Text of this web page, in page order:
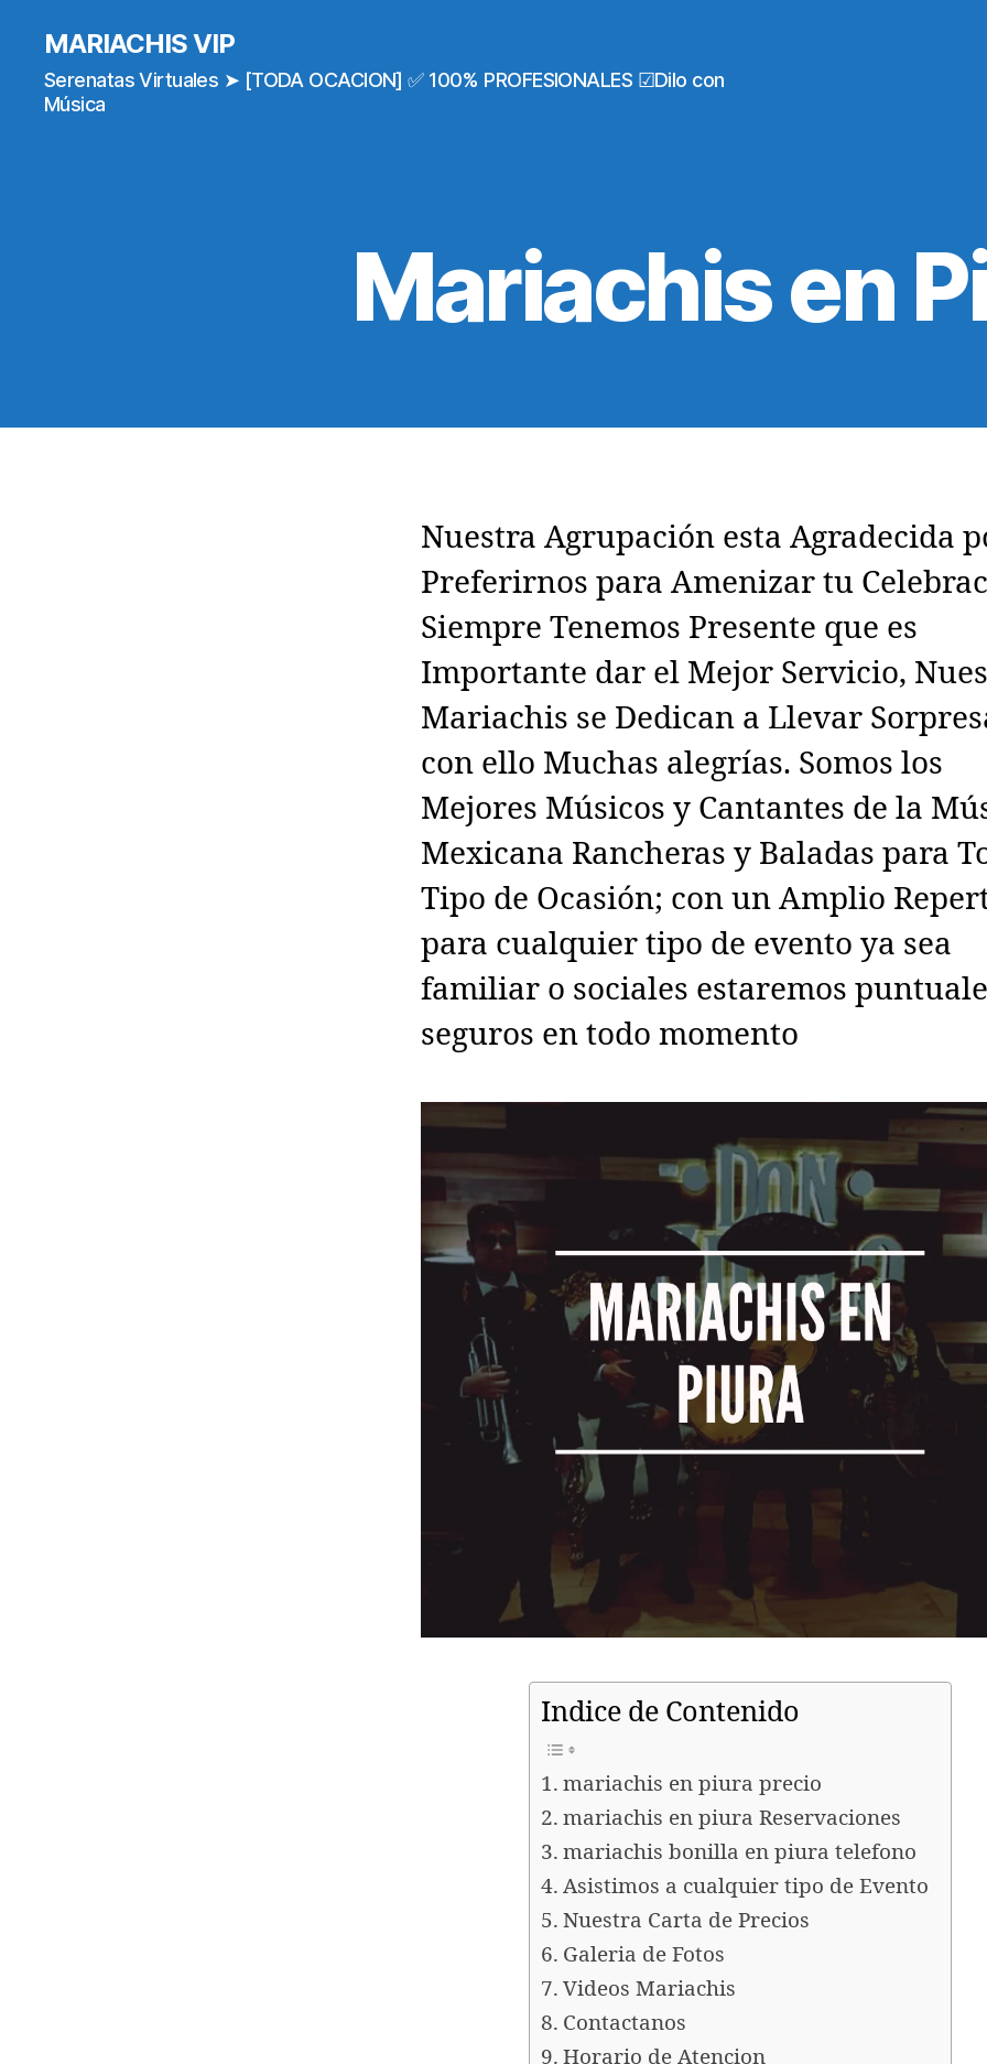
MARIACHIS VIP
Serenatas Virtuales ➤ [TODA OCACION] ✅ 100% PROFESIONALES ☑Dilo con
Música
Mariachis en
Nuestra Agrupación esta Agradecida
Preferirnos para Amenizar tu
Siempre Tenemos Presente que es
Importante dar el Mejor Servicio,
Mariachis se Dedican a Llevar
con ello Muchas alegrías. Somos los
Mejores Músicos y Cantantes de la
Mexicana Rancheras y Baladas para
Tipo de Ocasión; con un Amplio
para cualquier tipo de evento ya sea
familiar o sociales estaremos
seguros en todo momento
Indice de Contenido
mariachis en piura precio
mariachis en piura Reservaciones
mariachis bonilla en piura telefono
Asistimos a cualquier tipo de Evento
Nuestra Carta de Precios
Galeria de Fotos
Videos Mariachis
Contactanos
Horario de Atencion